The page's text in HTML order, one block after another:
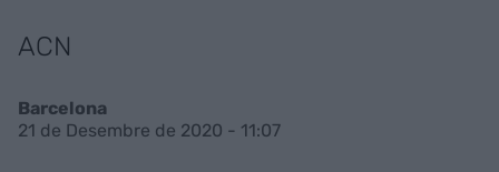
ACN
Barcelona
21 de Desembre de 2020 - 11:07